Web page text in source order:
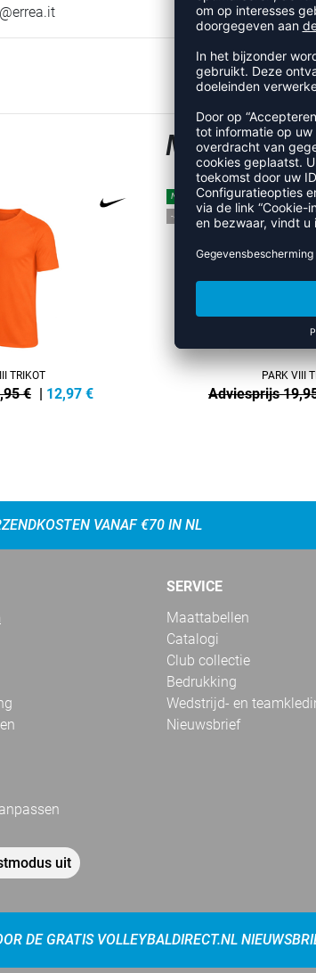
MEER UIT
TRIKOT
€ | 12,97 €
NEW
-35%
PARK VIII
Adviesprijs
VANAF €70 IN NL
uit
SERVICE
Maattabellen
Catalogi
Club collectie
Bedrukking
Wedstrijd- en
Nieuwsbrief
DE GRATIS VOLLEYBALDIRECT.NL